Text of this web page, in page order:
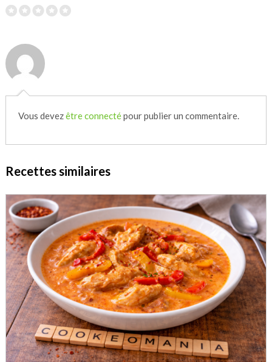
Vous devezêtre connectépour publier un commentaire.
Recettes similaires